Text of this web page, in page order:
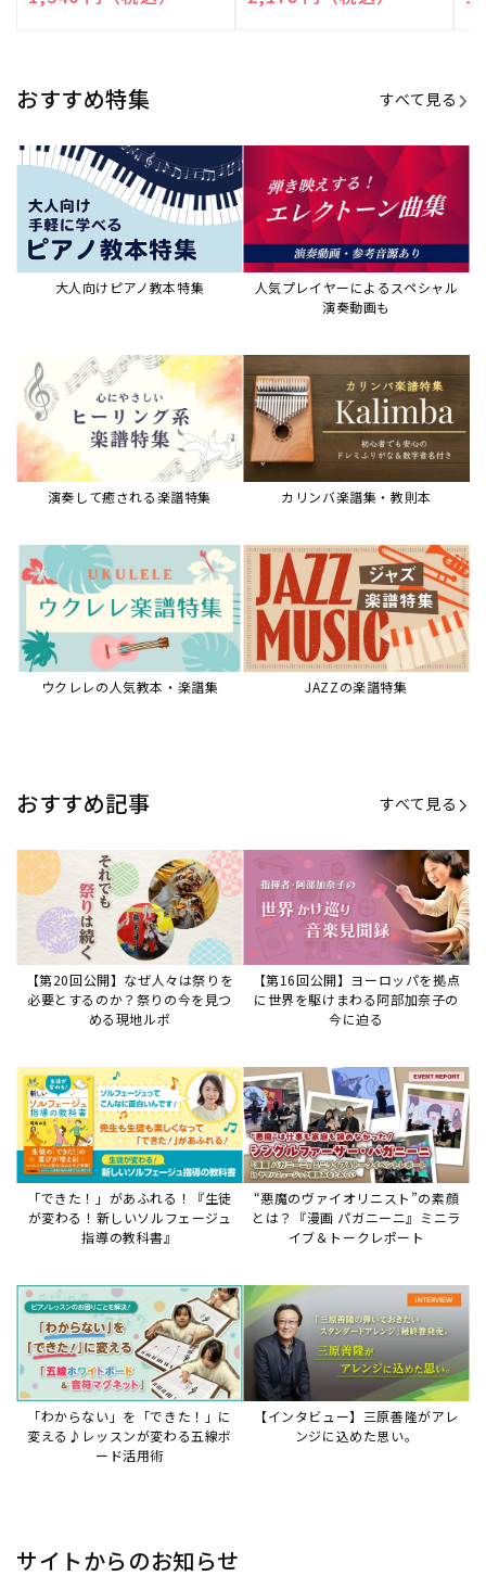
おすすめ特集 すべて見る
大人向けピアノ教本特集
人気プレイヤーによるスペシャル
演奏動画も
演奏して癒される楽譜特集 カリンバ楽譜集・教則本
ウクレレの人気教本・楽譜集 JAZZの楽譜特集
おすすめ記事 すべて見る
【第20回公開】なぜ人々は祭りを
必要とするのか？祭りの今を見つ
める現地ルポ
【第16回公開】ヨーロッパを拠点
に世界を駆けまわる阿部加奈子の
今に迫る
「できた！」があふれる！『生徒
が変わる！新しいソルフェージュ
指導の教科書』
“悪魔のヴァイオリニスト”の素顔
とは？『漫画 パガニーニ』ミニラ
イブ＆トークレポート
「わからない」を「できた！」に
変える♪レッスンが変わる五線ボ
ード活用術
【インタビュー】三原善隆がアレ
ンジに込めた思い。
サイトからのお知らせ